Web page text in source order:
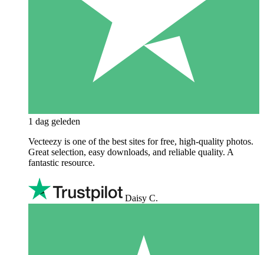
1 dag geleden
Vecteezy is one of the best sites for free, high‑quality photos.
Great selection, easy downloads, and reliable quality. A
fantastic resource.
Daisy C.